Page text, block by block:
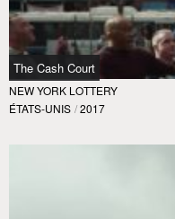
The Cash Court
NEW YORK LOTTERY
ÉTATS-UNIS / 2017